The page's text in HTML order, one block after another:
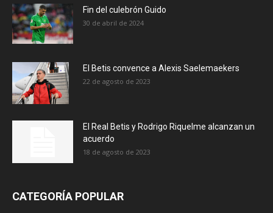
Fin del culebrón Guido
30 de abril de 2024
El Betis convence a Alexis Saelemaekers
22 de agosto de 2023
El Real Betis y Rodrigo Riquelme alcanzan un
acuerdo
18 de agosto de 2023
CATEGORÍA POPULAR